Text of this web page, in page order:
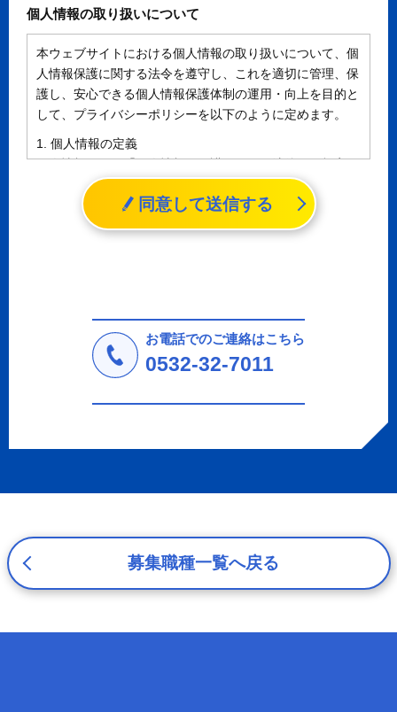
個人情報の取り扱いについて
本ウェブサイトにおける個人情報の取り扱いについて、個
人情報保護に関する法令を遵守し、これを適切に管理、保
護し、安心できる個人情報保護体制の運用・向上を目的と
して、プライバシーポリシーを以下のように定めます。
1. 個人情報の定義
個人情報とは、「個人情報の保護に関する法律」に規定さ
れる生存する個人に関する情報であって、氏名、生年月日
その他の記述等により特定の個人を識別することができる
情報（個人識別情報）を指します。
a.応募者等からのお問い合わせに対応・管理するため
b.本ウェブサイトにおけるサービスの提供・運用のため
3. プライバシー尊重
4. 法令等の遵守
応募者等の個人情報の取得、利用その他一切の取り扱いに
令、及び本プライバシーポリシーを遵守します。
同意して送信する
お電話でのご連絡はこちら
0532-32-7011
募集職種一覧へ戻る